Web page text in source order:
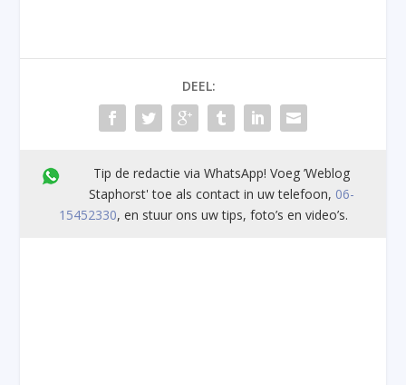
DEEL:
Tip de redactie via WhatsApp! Voeg ’Weblog
Staphorst' toe als contact in uw telefoon, 06-
15452330, en stuur ons uw tips, foto’s en video’s.